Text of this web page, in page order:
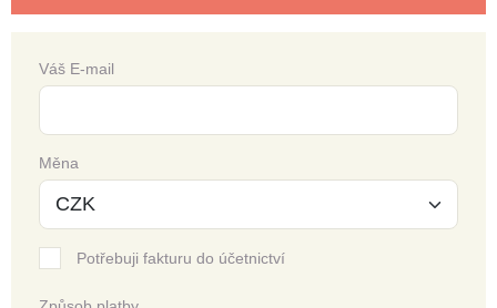
Váš E-mail
Měna
Potřebuji fakturu do účetnictví